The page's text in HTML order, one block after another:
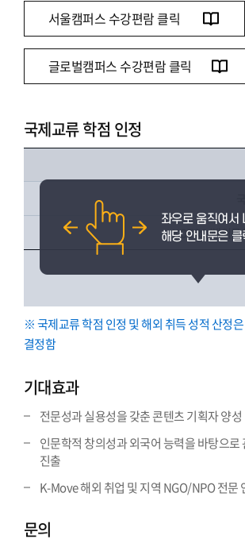
서울캠퍼스 수강편람 클릭
글로벌캠퍼스 수강편람 클릭
국제교류 학점 인정
KOTRA/해외문
※ 국제교류 학점 인정 및 해외 취득 성적 산정
결정함
기대효과
전문성과 실용성을 갖춘 콘텐츠 기획자 양성
인문학적 창의성과 외국어 능력을 바탕으
진출
K-Move 해외 취업 및 지역 NGO/NPO 전문
문의